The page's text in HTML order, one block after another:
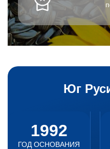
Юг
1992
ГОД ОСНОВАНИЯ